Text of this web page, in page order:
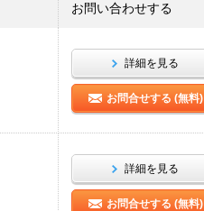
お問い合わせする
詳細を見る
お問合せする (無料)
詳細を見る
お問合せする (無料)